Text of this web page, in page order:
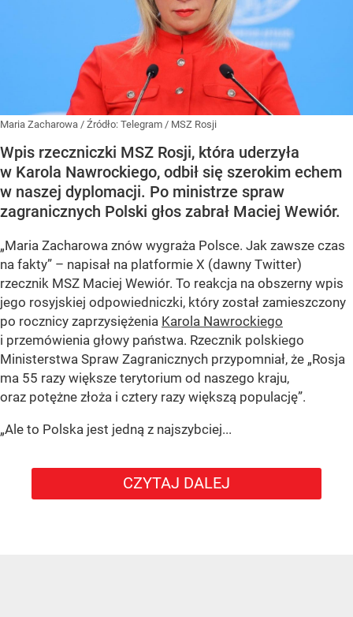
Maria Zacharowa / Źródło: Telegram / MSZ Rosji
Wpis rzeczniczki MSZ Rosji, która uderzyła
w Karola Nawrockiego, odbił się szerokim echem
w naszej dyplomacji. Po ministrze spraw
zagranicznych Polski głos zabrał Maciej Wewiór.
„Maria Zacharowa znów wygraża Polsce. Jak zawsze czas
na fakty” – napisał na platformie X (dawny Twitter)
rzecznik MSZ Maciej Wewiór. To reakcja na obszerny wpis
jego rosyjskiej odpowiedniczki, który został zamieszczony
po rocznicy zaprzysiężenia Karola Nawrockiego
i przemówienia głowy państwa. Rzecznik polskiego
Ministerstwa Spraw Zagranicznych przypomniał, że „Rosja
ma 55 razy większe terytorium od naszego kraju,
oraz potężne złoża i cztery razy większą populację”.
„Ale to Polska jest jedną z najszybciej...
CZYTAJ DALEJ